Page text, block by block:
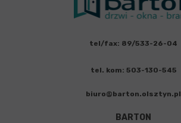
BARTON
tel/fax: 89/533-26-04
biuro@barton.olsztyn.pl
tel. kom: 503-130-545